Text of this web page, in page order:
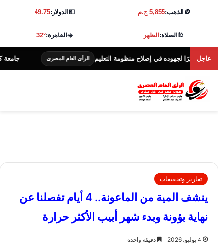
🪙 الذهب:5,855 ج.م 💵الدولار:49.75
🕌الصلاة:الظهر ☀️القاهرة:32°
عاجل
لجهوده في إصلاح منظومة التعليم الرأى العام المصرى جامعة كفر الشيخ تطلق
تقارير وتحقيقات
ينشف المية من الماعونة.. 4 أيام تفصلنا عن
نهاية بؤونة وبدء شهر أبيب الأكثر حرارة
4 يوليو، 2026 دقيقة واحدة